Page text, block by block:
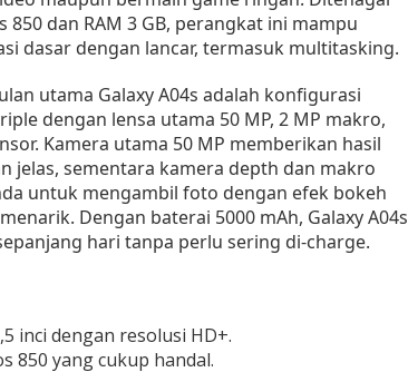
850 dan RAM 3 GB, perangkat ini mampu
dasar dengan lancar, termasuk multitasking.
utama Galaxy A04s adalah konfigurasi
dengan lensa utama 50 MP, 2 MP makro,
Kamera utama 50 MP memberikan hasil
jelas, sementara kamera depth dan makro
untuk mengambil foto dengan efek bokeh
Dengan baterai 5000 mAh, Galaxy A04s
hari tanpa perlu sering di-charge.
inci dengan resolusi HD+.
850 yang cukup handal.